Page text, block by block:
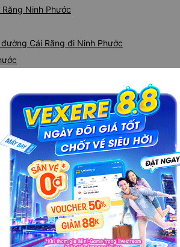
Ninh Phước
Cái Răng đi Ninh Phước
và uy tín nhất
xe đi Ninh Phước - Ninh Thuận từ
Ninh Phước - Ninh Thuận từ Cái Răng -
Hiệp, Cúc Tùng.
nào đi Ninh Phước - Ninh Thuận có